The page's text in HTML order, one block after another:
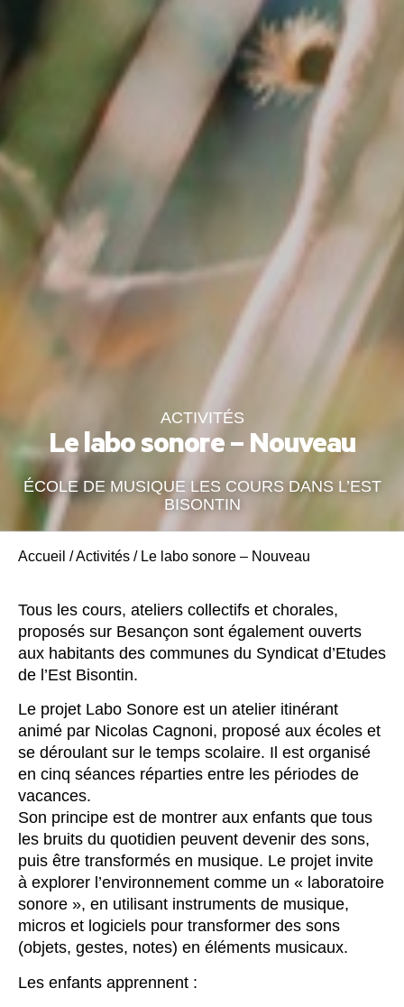
ACTIVITÉS
Le labo sonore – Nouveau
ÉCOLE DE MUSIQUE LES COURS DANS L’EST
BISONTIN
Accueil /Activités / Le labo sonore – Nouveau
Tous les cours, ateliers collectifs et chorales,
proposés sur Besançon sont également ouverts
aux habitants des communes du Syndicat d’Etudes
de l’Est Bisontin.
Le projet Labo Sonore est un atelier itinérant
animé par Nicolas Cagnoni, proposé aux écoles et
se déroulant sur le temps scolaire. Il est organisé
en cinq séances réparties entre les périodes de
vacances.
Son principe est de montrer aux enfants que tous
les bruits du quotidien peuvent devenir des sons,
puis être transformés en musique. Le projet invite
à explorer l’environnement comme un « laboratoire
sonore », en utilisant instruments de musique,
micros et logiciels pour transformer des sons
(objets, gestes, notes) en éléments musicaux.
Les enfants apprennent :